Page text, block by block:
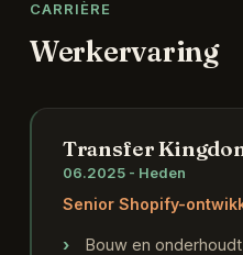
CARRIÈRE
Werkervaring
Transfer
06.2025 - Heden
Senior Shopify-
Bouw en